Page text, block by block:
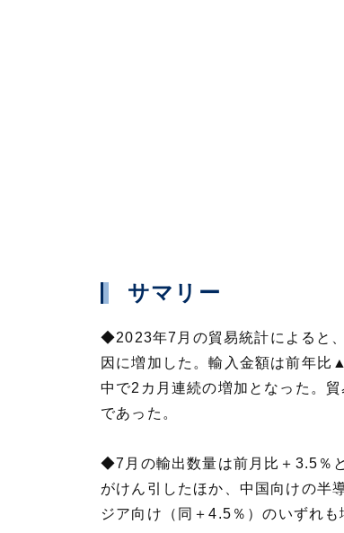
サマリー
◆2023年7月の貿易統計によると
因に増加した。輸入金額は前年比
中で2カ月連続の増加となった。
であった。
◆7月の輸出数量は前月比＋3.5％
がけん引したほか、中国向けの半
ジア向け（同＋4.5％）のいずれも